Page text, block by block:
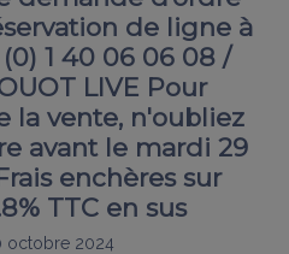
de ligne à
(0) 1 40 06 06 08 /
LIVE Pour
la vente, n'oubliez
avant le mardi 29
enchères sur
TTC en sus
octobre 2024